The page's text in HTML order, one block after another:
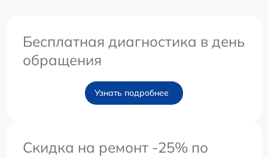
Бесплатная диагностика в день
обращения
Узнать подробнее
Скидка на ремонт -25% по